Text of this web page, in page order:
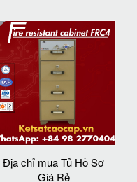
Địa chỉ mua Tủ Hồ Sơ
Giá Rẻ